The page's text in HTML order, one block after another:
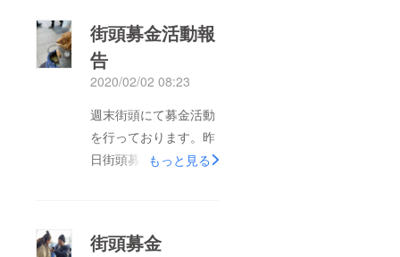
い日は沢山お外でお散
歩したいよ皆様の温か
いご支援とご協力お願
いいたしま
す。 光
（ライト）
街頭募金活動報
告
2020/02/02 08:23
週末街頭にて募金活動
を行っております。昨
日街頭募金活動にご協
もっと見る
街頭募金